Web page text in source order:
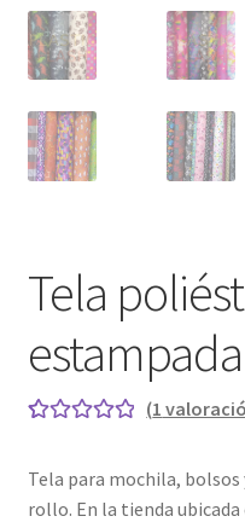
Tela
(1
Tela para mochila,
rollo. En la tienda ubicada